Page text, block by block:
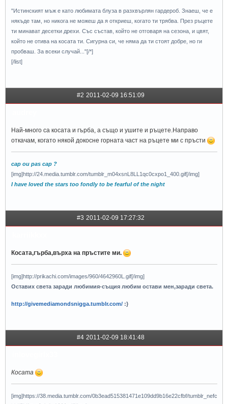
"Истинският мъж е като любимата блуза в разхвърлян гардероб. Знаеш, че е
някъде там, но никога не можеш да я откриеш, когато ти трябва. През ръцете
ти минават десетки дрехи. Със състав, който не отговаря на сезона, и цвят,
който не отива на косата ти. Сигурна си, че няма да ти стоят добре, но ги
пробваш. За всеки случай..."[/*]
[/list]
#2 2011-02-09 16:51:09
Най-много са косата и гърба, а също и ушите и ръцете.Направо
откачам, когато някой докосне горната част на ръцете ми с пръсти
cap ou pas cap ?
[img]http://24.media.tumblr.com/tumblr_m04xsnL8LL1qc0cxpo1_400.gif[/img]
I have loved the stars too fondly to be fearful of the night
#3 2011-02-09 17:27:32
Косата,гърба,върха на пръстите ми.
[img]http://prikachi.com/images/960/4642960L.gif[/img]
Оставих света заради любимия-същия любим остави мен,заради света.
http://givemediamondsnigga.tumblr.com/ :}
#4 2011-02-09 18:41:48
Косата
[img]https://38.media.tumblr.com/0b3ead515381471e109dd9b16e22cfbf/tumblr_nefc